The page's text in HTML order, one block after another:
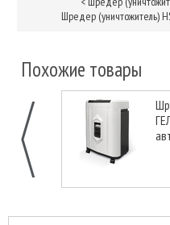
Шредер (уничтожитель)
Похожие товары